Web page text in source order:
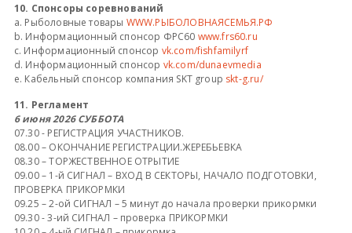
10. Спонсоры соревнований
a. Рыболовные товары WWW.РЫБОЛОВНАЯСЕМЬЯ.РФ
b. Информационный спонсор ФРС60 www.frs60.ru
c. Информационный спонсор vk.com/fishfamilyrf
d. Информационный спонсор vk.com/dunaevmedia
e. Кабельный спонсор компания SKT group skt-g.ru/
11. Регламент
6 июня 2026 СУББОТА
07.30 - РЕГИСТРАЦИЯ УЧАСТНИКОВ.
08.00 – ОКОНЧАНИЕ РЕГИСТРАЦИИ.ЖЕРЕБЬЕВКА
08.30 – ТОРЖЕСТВЕННОЕ ОТРЫТИЕ
09.00 – 1-й СИГНАЛ – ВХОД В СЕКТОРЫ, НАЧАЛО ПОДГОТОВКИ,
ПРОВЕРКА ПРИКОРМКИ
09.25 – 2-ой СИГНАЛ – 5 минут до начала проверки прикормки
09.30 - 3-ий СИГНАЛ – проверка ПРИКОРМКИ